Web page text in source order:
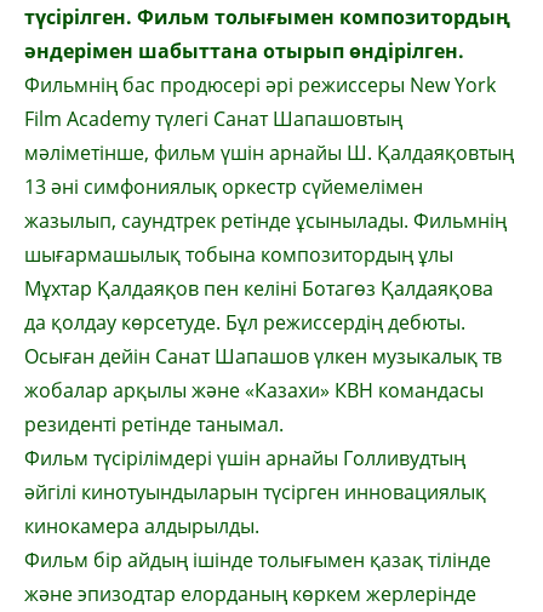
түсірілген. Фильм толығымен композитордың
әндерімен шабыттана отырып өндірілген.
Фильмнің бас продюсері әрі режиссеры New York
Film Academy түлегі Санат Шапашовтың
мәліметінше, фильм үшін арнайы Ш. Қалдаяқовтың
13 әні симфониялық оркестр сүйемелімен
жазылып, саундтрек ретінде ұсынылады. Фильмнің
шығармашылық тобына композитордың ұлы
Мұхтар Қалдаяқов пен келіні Ботагөз Қалдаяқова
да қолдау көрсетуде. Бұл режиссердің дебюты.
Осыған дейін Санат Шапашов үлкен музыкалық тв
жобалар арқылы және «Казахи» КВН командасы
резиденті ретінде танымал.
Фильм түсірілімдері үшін арнайы Голливудтың
әйгілі кинотуындыларын түсірген инновациялық
кинокамера алдырылды.
Фильм бір айдың ішінде толығымен қазақ тілінде
және эпизодтар елорданың көркем жерлерінде